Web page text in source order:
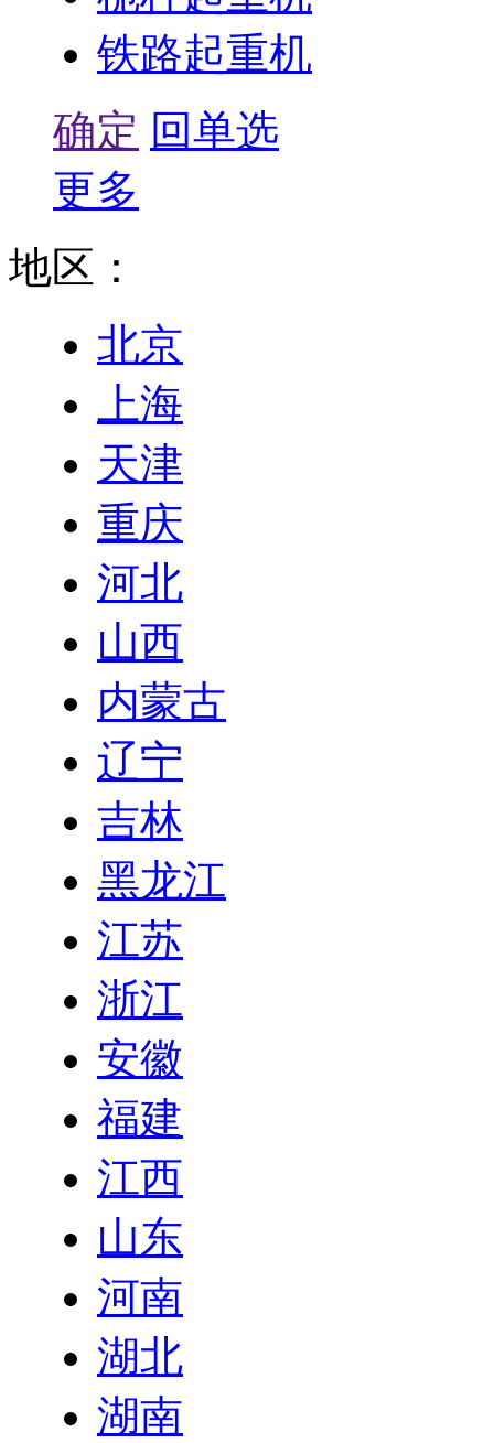
铁路起重机
确定 回单选
更多
地区：
北京
上海
天津
重庆
河北
山西
内蒙古
辽宁
吉林
黑龙江
江苏
浙江
安徽
福建
江西
山东
河南
湖北
湖南